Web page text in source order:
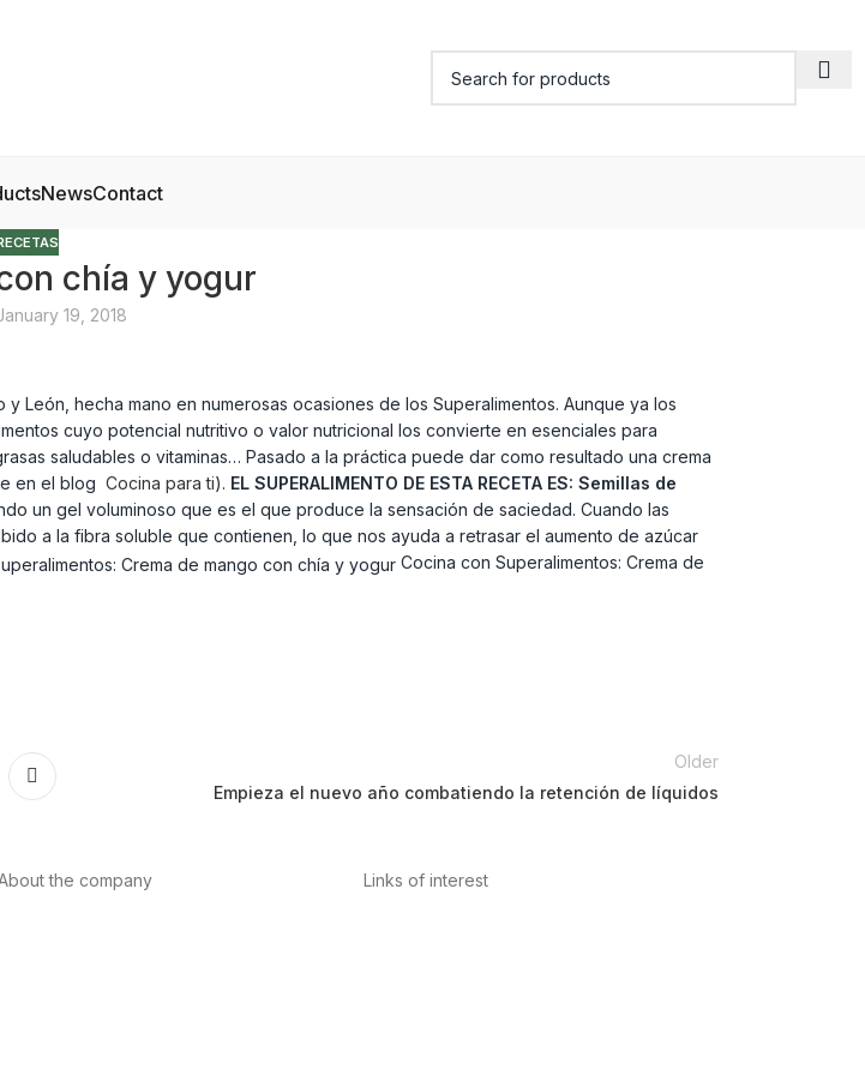
NewsContact
chía y yogur
19, 2018
hecha mano en numerosas ocasiones de los Superalimentos. Aunque ya los
cuyo potencial nutritivo o valor nutricional los convierte en esenciales para
saludables o vitaminas… Pasado a la práctica puede dar como resultado una crema
en el blog Cocina para ti). EL SUPERALIMENTO DE ESTA RECETA ES: Semillas de
un gel voluminoso que es el que produce la sensación de saciedad. Cuando las
a la fibra soluble que contienen, lo que nos ayuda a retrasar el aumento de azúcar
Cocina con Superalimentos: Crema de
Older
Empieza el nuevo año combatiendo la retención de líquidos
the company Links of interest